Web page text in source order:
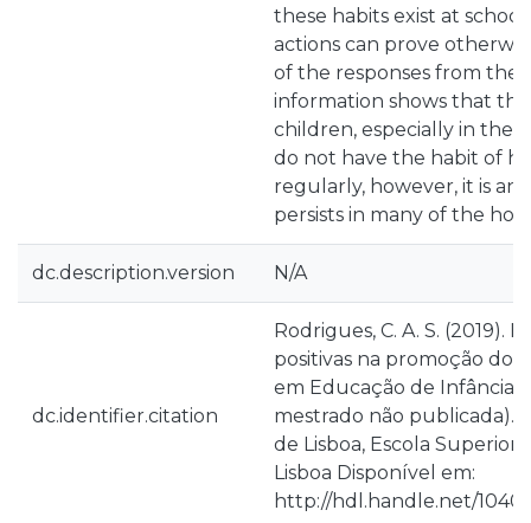
these habits exist at
actions can prove
of the responses from the
information shows that
children, especially in the
do not have the habit of
regularly, however, it is an
persists in many of the
dc.description.version N/A
dc.identifier.citation
Rodrigues, C. A. S. (2019).
positivas na promoção do
em Educação de Infância
mestrado não publicada).
de Lisboa, Escola Superior
Lisboa Disponível em:
http://hdl.handle.net/